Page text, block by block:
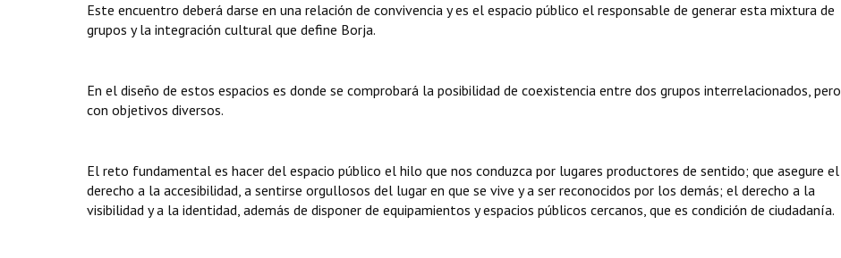
Este encuentro deberá darse en una relación de convivencia y es el espacio público el responsable de generar esta mixtura de
grupos y la integración cultural que define Borja.
En el diseño de estos espacios es donde se comprobará la posibilidad de coexistencia entre dos grupos interrelacionados, pero
con objetivos diversos.
El reto fundamental es hacer del espacio público el hilo que nos conduzca por lugares productores de sentido; que asegure el
derecho a la accesibilidad, a sentirse orgullosos del lugar en que se vive y a ser reconocidos por los demás; el derecho a la
visibilidad y a la identidad, además de disponer de equipamientos y espacios públicos cercanos, que es condición de ciudadanía.